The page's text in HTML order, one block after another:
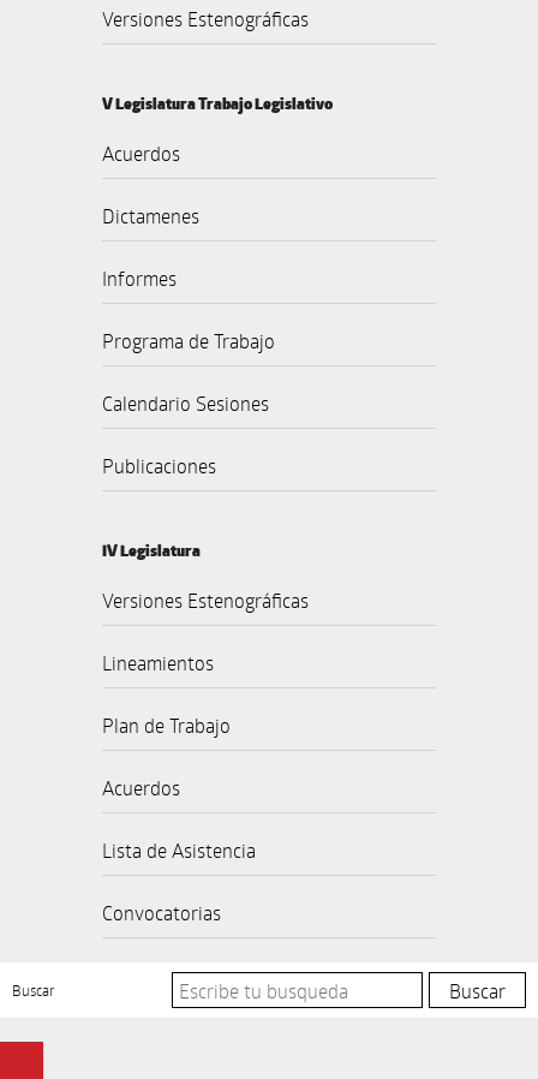
Versiones Estenográficas
V Legislatura Trabajo Legislativo
Acuerdos
Dictamenes
Informes
Programa de Trabajo
Calendario Sesiones
Publicaciones
IV Legislatura
Versiones Estenográficas
Lineamientos
Plan de Trabajo
Acuerdos
Lista de Asistencia
Convocatorias
Buscar